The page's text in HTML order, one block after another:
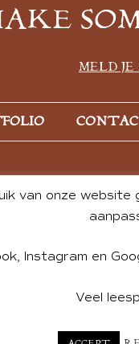
MELD
DE GROOT.
van onze
Instagram en
Veel